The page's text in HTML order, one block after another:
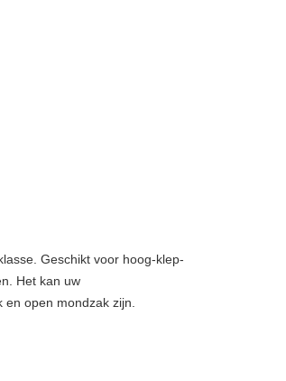
Geschikt voor hoog-klep-
Het kan uw
en open mondzak zijn.